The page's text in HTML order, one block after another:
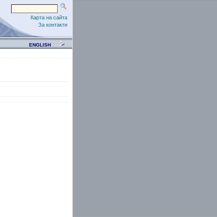
Карта на сайта
За контакти
ENGLISH